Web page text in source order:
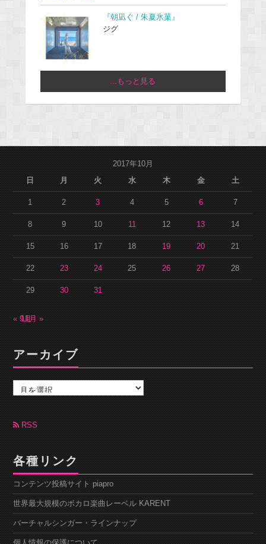
『朝凪ぐ / 朱夏氷菓』
ジグ
...もっと見る
2017年10月
日
月 火 水 木 金 土
1 2 3 4 5 6 7
8 9 10 11 12 13 14
15 16 17 18 19 20 21
22 23 24 25 26 27 28
29 30 31
« 9月
11月 »
アーカイブ
カ
ブ RSS
各種リンク
コンテンツ投稿サイト piapro
世界最大規模のボカロ楽曲レーベル KARENT
バーチャルシンガー・ラインナップ